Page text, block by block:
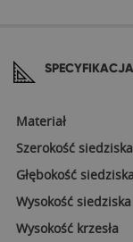
Materiał
Szerokość siedziska
Głębokość siedziska
Wysokość siedziska
Wysokość krzesła